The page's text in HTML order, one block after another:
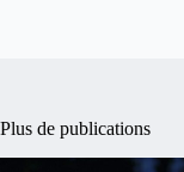
Plus de publications